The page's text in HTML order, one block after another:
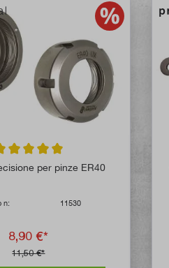
media di 5 su 5 stelle
per pinze ER40
n: 11530
8,90 €*
11,50 €*